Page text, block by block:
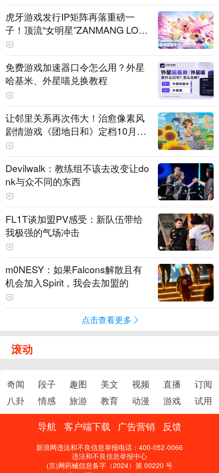
虎牙游戏发行IP矩阵再落重磅一
子！顶流“女明星”ZANMANG LOO
PY 正版3D消除手游《消消奇遇》
惊喜曝光
免费游戏加速器口令怎么用？外星
哈基米、外星喵兑换教程
让邻里关系再次伟大！治愈像素风
剧情游戏《团地日和》定档10月30
日发售
Devilwalk：教练组不该去改变让do
nk与众不同的东西
FL1T谈加盟PV感受：新队伍带给
我极强的气场冲击
m0NESY：如果Falcons解散且有
机会加入Spirit，我会去加盟的
点击查看更多
滚动
奇闻 段子 趣图 美文 视频 直播
订阅
八卦
情感 旅游 教育 动漫 游戏 试用
导航 客户端下载 广告营销 反馈
新浪网违法和不良信息举报电话：400-052-0066
违法和不良信息举报中心
(京)网药械信息备字（2024）第 00220 号